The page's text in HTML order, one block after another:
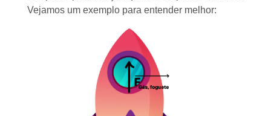
Vejamos um exemplo para entender melhor: